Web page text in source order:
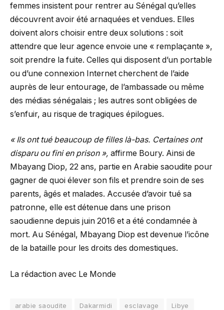
femmes insistent pour rentrer au Sénégal qu’elles
découvrent avoir été arnaquées et vendues. Elles
doivent alors choisir entre deux solutions : soit
attendre que leur agence envoie une « remplaçante »,
soit prendre la fuite. Celles qui disposent d’un portable
ou d’une connexion Internet cherchent de l’aide
auprès de leur entourage, de l’ambassade ou même
des médias sénégalais ; les autres sont obligées de
s’enfuir, au risque de tragiques épilogues.
« Ils ont tué beaucoup de filles là-bas. Certaines ont
disparu ou fini en prison », affirme Boury. Ainsi de
Mbayang Diop, 22 ans, partie en Arabie saoudite pour
gagner de quoi élever son fils et prendre soin de ses
parents, âgés et malades. Accusée d’avoir tué sa
patronne, elle est détenue dans une prison
saoudienne depuis juin 2016 et a été condamnée à
mort. Au Sénégal, Mbayang Diop est devenue l’icône
de la bataille pour les droits des domestiques.
La rédaction avec Le Monde
arabie saoudite Dakarmidi esclavage Libye